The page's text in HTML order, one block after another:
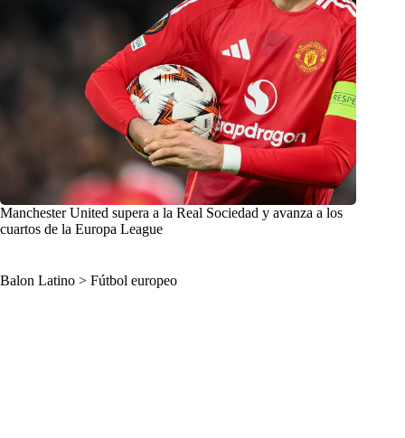
Manchester United supera a la Real Sociedad y avanza a los
cuartos de la Europa League
Balon Latino > Fútbol europeo